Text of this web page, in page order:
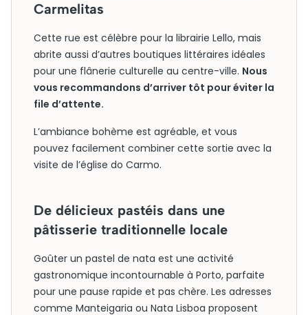
Carmelitas
Cette rue est célèbre pour la librairie Lello, mais
abrite aussi d’autres boutiques littéraires idéales
pour une flânerie culturelle au centre-ville. Nous
vous recommandons d’arriver tôt pour éviter la
file d’attente.
L’ambiance bohème est agréable, et vous
pouvez facilement combiner cette sortie avec la
visite de l’église do Carmo.
De délicieux pastéis dans une
pâtisserie traditionnelle locale
Goûter un pastel de nata est une activité
gastronomique incontournable à Porto, parfaite
pour une pause rapide et pas chère. Les adresses
comme Manteigaria ou Nata Lisboa proposent